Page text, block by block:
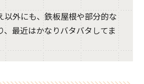
以外にも、鉄板屋根や部分的な
、最近はかなりバタバタしてま